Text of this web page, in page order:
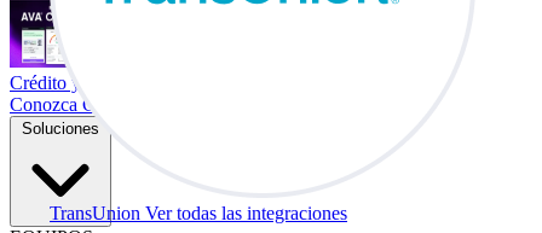
TransUnion Ver todas las integraciones
Crédito y vehículo a cambio en su escritorio.
Conozca Co-Driver
Soluciones